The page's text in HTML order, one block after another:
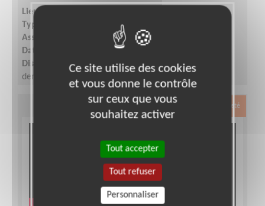
Lieu :
Type :
Aide à l'insertion, Parrainages
Association :
Solidarités Nouvelles face au Chômage
Date :
Disponibilité demandée :Une heure à une heure et
demie par RDV d'accompagnement + la réunion
mensuelle/vie du groupe et association
Exclusion & Pauvreté
Ce site utilise des cookies
et vous donne le contrôle
sur ceux que vous
souhaitez activer
Tout accepter
Tout refuser
Personnaliser